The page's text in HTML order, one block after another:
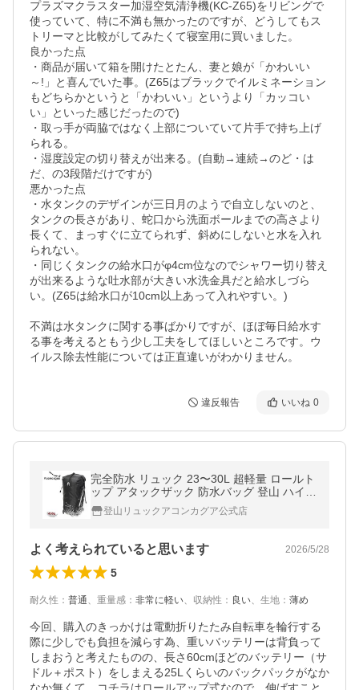
プラズマクラスター加湿空気清浄機(KC-Z65)をリビングで
使っていて、特に不満も無かったのですが、どうしてもス
トリーマと比較がしてみたくて寝室用に買いました。
良かった点
・商品が届いて箱を開けたとたん、妻と娘が「かわいい
～!」と喜んでいた事。(Z65はブラックでイルミネーション
もどちらかというと「かわいい」というより「カッコい
い」といった感じだったので)
・取っ手が両脇ではなく上部についていて片手で持ち上げ
られる。
・湿度設定の切り替えが出来る。(自動→連続→のど・は
だ、の3段階だけですが)
悪かった点
・水タンクのデザインが三日月のようで自立しないのと、
タンクの長さがあり、蛇口から洗面ボールまでの高さより
長くて、まっすぐに立てられず、斜めにしないと水を入れ
られない。
・同じくタンクの給水口がφ4cm位なのでシャワー切り替え
が出来るような吐水部が大きい水洗金具だと給水しづら
い。(Z65は給水口が10cm以上あって入れやすい。)
不満は水タンクに関する事ばかりですが、ほぼ毎日給水す
る事を考えるともう少し工夫をしてほしいところです。ウ
イルス除去性能については正直違いがわかりません。
違反報告 いいね 0
完全防水 リュック 23〜30L 超軽量 ロールト
ップ アタックザック 防水バッグ 登山 ハイキ
ング 水遊び サイクリング フェス 海 釣り 防
災 Aconcagua Iguazu 爆買
登山リュックアコンカグア公式店
よく考えられていると思います 2026/5/28
5
耐久性 ： 普通、 重量感 ： 非常に軽い、 収納性 ： 良い、 生地 ： 薄め
今回、購入のきっかけは電動折りたたみ自転車を輪行する
際に少しでも負担を減らす為、重いバッテリーは背負って
しまおうと考えたものの、長さ60cmほどのバッテリー（サ
ドル＋ポスト）をしまえる25Lくらいのバックパックがなか